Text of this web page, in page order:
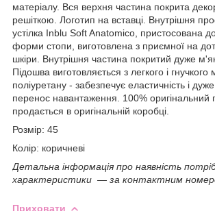
матеріалу. Вся верхня частина покрита
решіткою. Логотип на вставці. Внутрішня
устілка Inblu Soft Anatomico, пристосована
форми стопи, виготовлена з приємної на
шкіри. Внутрішня частина покритий дуже
Підошва виготовляється з легкого і гнучкого
поліуретану - забезпечує еластичність і
перенос навантаження. 100% оригінальний
продається в оригінальній коробці.
Розмір: 45
Колір: коричневі
Детальна інформація про наявність
характеристики — за контактним
Приховати